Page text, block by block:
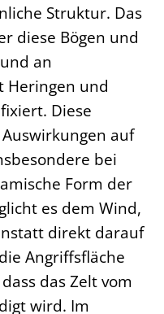
Struktur. Das
diese Bögen und
an
Heringen und
Diese
auf
bei
Form der
es dem Wind,
direkt darauf
Angriffsfläche
das Zelt vom
wird. Im